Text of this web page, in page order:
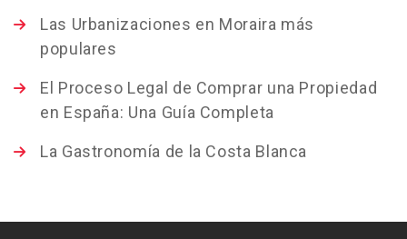
Las Urbanizaciones en Moraira más
populares
El Proceso Legal de Comprar una Propiedad
en España: Una Guía Completa
La Gastronomía de la Costa Blanca